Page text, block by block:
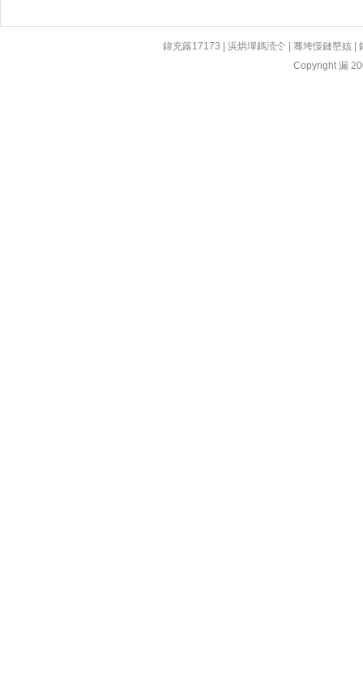
鍏充簬17173 |浜烘墠鎷涜仒 |骞垮憡鏈嶅姟 |
Copyright 漏